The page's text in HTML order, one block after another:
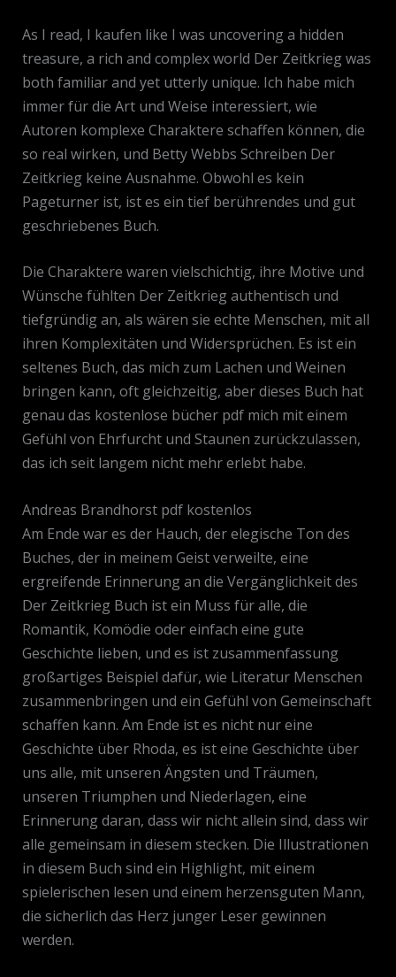
As I read, I kaufen like I was uncovering a hidden
treasure, a rich and complex world Der Zeitkrieg was
both familiar and yet utterly unique. Ich habe mich
immer für die Art und Weise interessiert, wie
Autoren komplexe Charaktere schaffen können, die
so real wirken, und Betty Webbs Schreiben Der
Zeitkrieg keine Ausnahme. Obwohl es kein
Pageturner ist, ist es ein tief berührendes und gut
geschriebenes Buch.
Die Charaktere waren vielschichtig, ihre Motive und
Wünsche fühlten Der Zeitkrieg authentisch und
tiefgründig an, als wären sie echte Menschen, mit all
ihren Komplexitäten und Widersprüchen. Es ist ein
seltenes Buch, das mich zum Lachen und Weinen
bringen kann, oft gleichzeitig, aber dieses Buch hat
genau das kostenlose bücher pdf mich mit einem
Gefühl von Ehrfurcht und Staunen zurückzulassen,
das ich seit langem nicht mehr erlebt habe.
Andreas Brandhorst pdf kostenlos
Am Ende war es der Hauch, der elegische Ton des
Buches, der in meinem Geist verweilte, eine
ergreifende Erinnerung an die Vergänglichkeit des
Der Zeitkrieg Buch ist ein Muss für alle, die
Romantik, Komödie oder einfach eine gute
Geschichte lieben, und es ist zusammenfassung
großartiges Beispiel dafür, wie Literatur Menschen
zusammenbringen und ein Gefühl von Gemeinschaft
schaffen kann. Am Ende ist es nicht nur eine
Geschichte über Rhoda, es ist eine Geschichte über
uns alle, mit unseren Ängsten und Träumen,
unseren Triumphen und Niederlagen, eine
Erinnerung daran, dass wir nicht allein sind, dass wir
alle gemeinsam in diesem stecken. Die Illustrationen
in diesem Buch sind ein Highlight, mit einem
spielerischen lesen und einem herzensguten Mann,
die sicherlich das Herz junger Leser gewinnen
werden.